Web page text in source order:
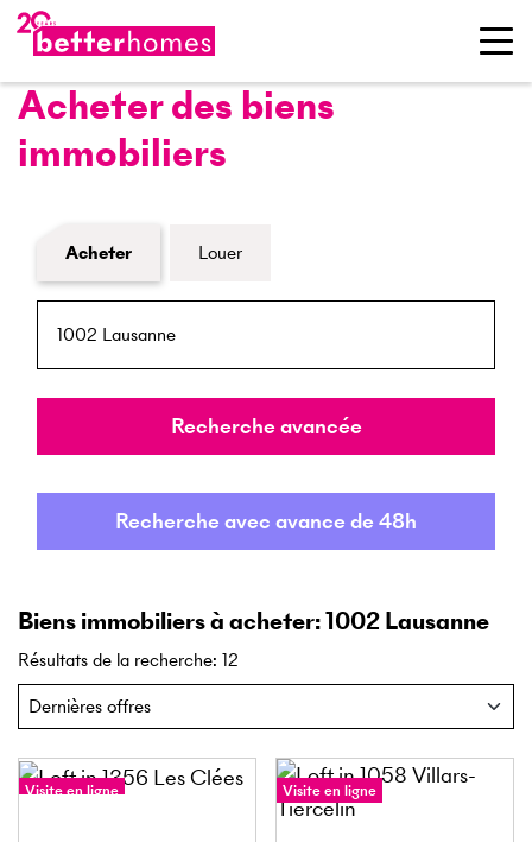
Acheter des biens
immobiliers
Formulaire de recherche de biens
Acheter Louer
NPA / Lieu
Rayon
Recherche avancée
Recherche avec avance de 48h
Biens immobiliers à acheter: 1002 Lausanne
Résultats de la recherche: 12
Visite en ligne Visite en ligne